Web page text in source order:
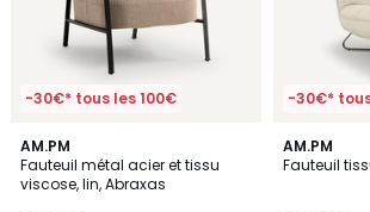
-30€* tous les 100€
AM.PM
Fauteuil métal acier et tissu
viscose, lin, Abraxas
4,4
/ 5
-30€*
AM.PM
Fauteuil
4,8
/ 5